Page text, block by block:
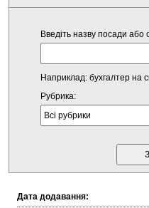
Введіть назву посади або
Наприклад: бухгалтер на
Рубрика:
Дата додавання: